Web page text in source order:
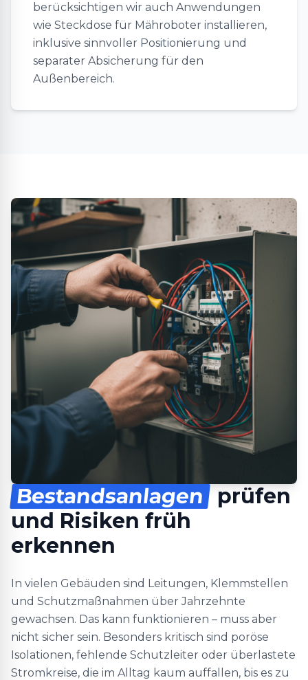
berücksichtigen wir auch Anwendungen
wie Steckdose für Mähroboter installieren,
inklusive sinnvoller Positionierung und
separater Absicherung für den
Außenbereich.
Bestandsanlagen
prüfen
und Risiken früh
erkennen
In vielen Gebäuden sind Leitungen, Klemmstellen
und Schutzmaßnahmen über Jahrzehnte
gewachsen. Das kann funktionieren – muss aber
nicht sicher sein. Besonders kritisch sind poröse
Isolationen, fehlende Schutzleiter oder überlastete
Stromkreise, die im Alltag kaum auffallen, bis es zu